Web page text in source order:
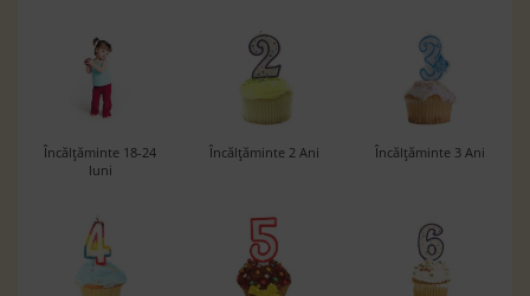
Încălțăminte 18-24
luni
Încălțăminte 2 Ani Încălțăminte 3 Ani